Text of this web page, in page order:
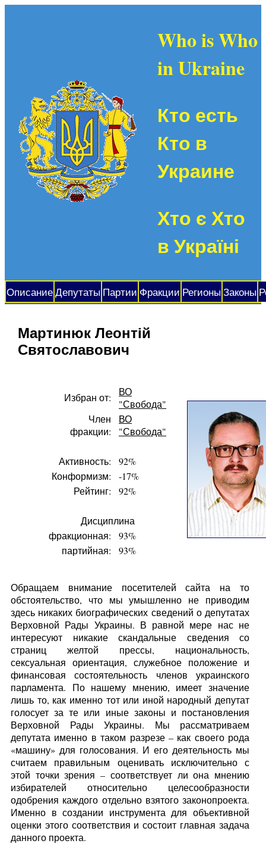
Who is Who
in Ukraine
Кто есть
Кто в
Украине
Хто є Хто
в Україні
Описание Депутаты Партии Фракции Регионы Законы
Мартинюк Леонтій
Святославович
Избран от:
ВО
"Свобода"
Член
фракции:
ВО
"Свобода"
Активность:
92%
Конформизм:
-17%
Рейтинг:
92%
Дисциплина
фракционная:
93%
партийная:
93%
Обращаем внимание посетителей сайта на то
обстоятельство, что мы умышленно не приводим
здесь никаких биографических сведений о депутатах
Верховной Рады Украины. В равной мере нас не
интересуют никакие скандальные сведения со
страниц желтой прессы, национальность,
сексуальная ориентация, служебное положение и
финансовая состоятельность членов украинского
парламента. По нашему мнению, имеет значение
лишь то, как именно тот или иной народный депутат
голосует за те или иные законы и постановления
Верховной Рады Украины. Мы рассматриваем
депутата именно в таком разрезе – как своего рода
«машину» для голосования. И его деятельность мы
считаем правильным оценивать исключительно с
этой точки зрения – соответствует ли она мнению
избирателей относительно целесообразности
одобрения каждого отдельно взятого законопроекта.
Именно в создании инструмента для объективной
оценки этого соответствия и состоит главная задача
данного проекта.